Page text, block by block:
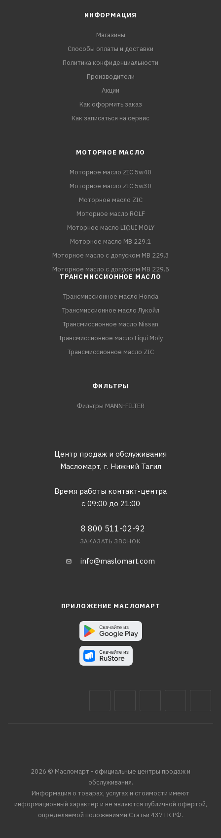
ИНФОРМАЦИЯ
Магазины
Способы оплаты и доставки
Политика конфиденциальности
Производители
Акции
Как оформить заказ
Как записаться на сервис
МОТОРНОЕ МАСЛО
Моторное масло ZIC 5w40
Моторное масло ZIC 5w30
Моторное масло ZIC
Моторное масло ROLF
Моторное масло LIQUI MOLY
Моторное масло MB 229.1
Моторное масло с допуском MB 229.3
Моторное масло с допуском MB 229.5
ТРАНСМИССИОННОЕ МАСЛО
Трансмиссионное масло Honda
Трансмиссионное масло Лукойл
Трансмиссионное масло Nissan
Трансмиссионное масло Liqui Moly
Трансмиссионное масло ZIC
ФИЛЬТРЫ
Фильтры MANN-FILTER
Центр продаж и обслуживания
Масломарт, г. Нижний Тагил
Время работы контакт-центра
с 09:00 до 21:00
8 800 511-02-92
ЗАКАЗАТЬ ЗВОНОК
info@maslomart.com
ПРИЛОЖЕНИЕ МАСЛОМАРТ
2026 © Масломарт - официальные центры продаж и
обслуживания.
Информация о товарах, услугах и стоимости имеют
информационный характер и не являются публичной офертой,
определяемой положениями Статьи 437 ГК РФ.